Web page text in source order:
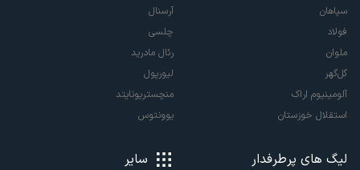
سپاهان
فولاد
ملوان
گل‌گهر
آلومینیوم اراک
استقلال خوزستان
آرسنال
چلسی
رئال مادرید
لیورپول
منچستریونایتد
یوونتوس
لیگ های پرطرفدار سایر